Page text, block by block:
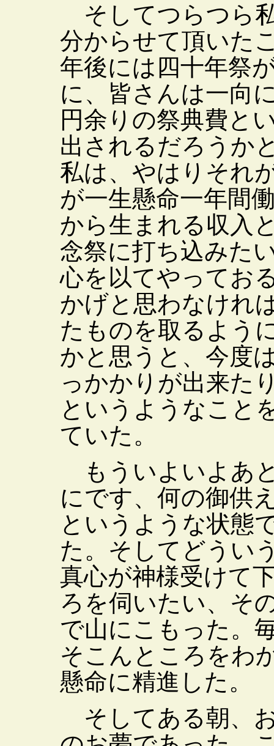
そしてつらつら
分からせて頂いた
年後には四十年祭
に、皆さんは一向
円余りの祭典費と
出されるだろうか
私は、やはりそれ
が一生懸命一年間
から生まれる収入
念祭に打ち込みた
心を以てやってお
かげと思わなけれ
たものを取るよう
かと思うと、今度
っかかりが出来た
というようなこと
ていた。
もういよいよあ
にです、何の御供
というような状態
た。そしてどうい
真心が神様受けて
ろを伺いたい、そ
で山にこもった。
そこんところをわ
懸命に精進した。
そしてある朝、